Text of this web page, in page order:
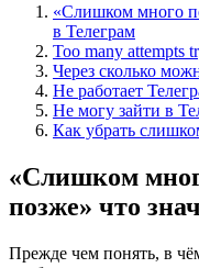
«Слишком много
в Телеграм
Too many attempts
Через сколько
Не работает
Не могу зайти в
Как убрать
«Слишком
позже» что
Прежде чем понять, в